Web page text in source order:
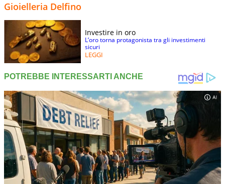
Gioielleria Delfino
Investire in oro
L’oro torna protagonista tra gli investimenti
sicuri
LEGGI